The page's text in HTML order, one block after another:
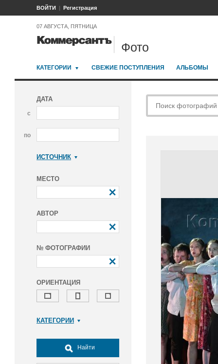
ВОЙТИ Регистрация
07 АВГУСТА, ПЯТНИЦА
Фото
КАТЕГОРИИ СВЕЖИЕ ПОСТУПЛЕНИЯ АЛЬБОМЫ
ДАТА
с
по
ИСТОЧНИК
МЕСТО
АВТОР
№ ФОТОГРАФИИ
ОРИЕНТАЦИЯ
КАТЕГОРИИ
Досуг, туризм и отдых
Культура
Найти